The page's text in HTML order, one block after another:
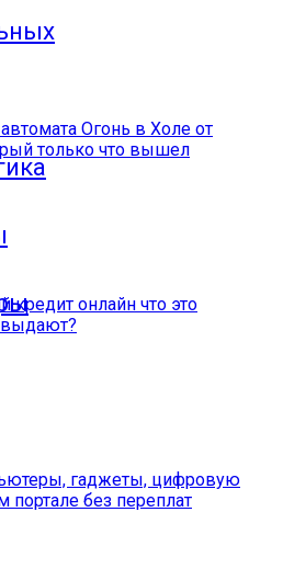
Огонь в Холе от
только что вышел
кредит онлайн что это
выдают?
гаджеты, цифровую
портале без переплат